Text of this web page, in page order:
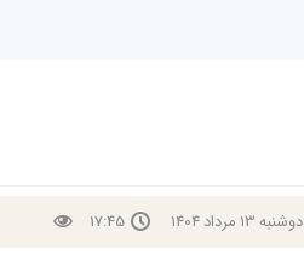
دوشنبه 13 مرداد1404
17:45